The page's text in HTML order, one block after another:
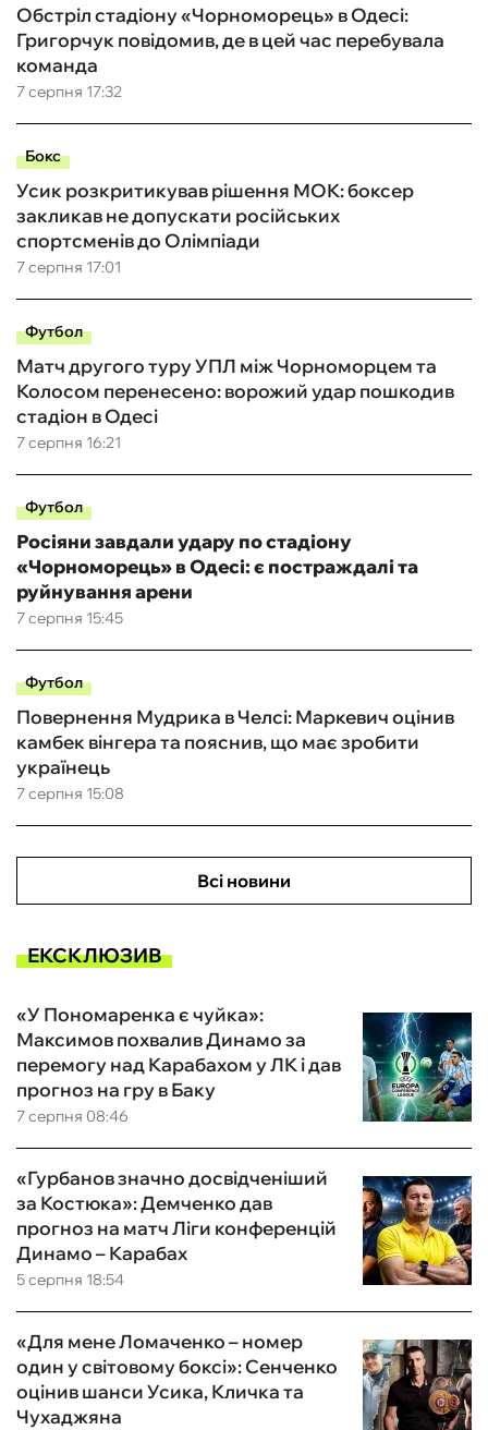
7 серпня 17:32
Обстріл стадіону «Чорноморець» в Одесі:
Григорчук повідомив, де в цей час перебувала
команда
Бокс
7 серпня 17:01
Усик розкритикував рішення МОК: боксер
закликав не допускати російських
спортсменів до Олімпіади
Футбол
7 серпня 16:21
Матч другого туру УПЛ між Чорноморцем та
Колосом перенесено: ворожий удар пошкодив
стадіон в Одесі
Футбол
7 серпня 15:45
Росіяни завдали удару по стадіону
«Чорноморець» в Одесі: є постраждалі та
руйнування арени
Футбол
7 серпня 15:08
Повернення Мудрика в Челсі: Маркевич оцінив
камбек вінгера та пояснив, що має зробити
українець
Всі новини
ЕКСКЛЮЗИВ
7 серпня 08:46
«У Пономаренка є чуйка»:
Максимов похвалив Динамо за
перемогу над Карабахом у ЛК і дав
прогноз на гру в Баку
5 серпня 18:54
«Гурбанов значно досвідченіший
за Костюка»: Демченко дав
прогноз на матч Ліги конференцій
Динамо – Карабах
«Для мене Ломаченко – номер
один у світовому боксі»: Сенченко
оцінив шанси Усика, Кличка та
Чухаджяна